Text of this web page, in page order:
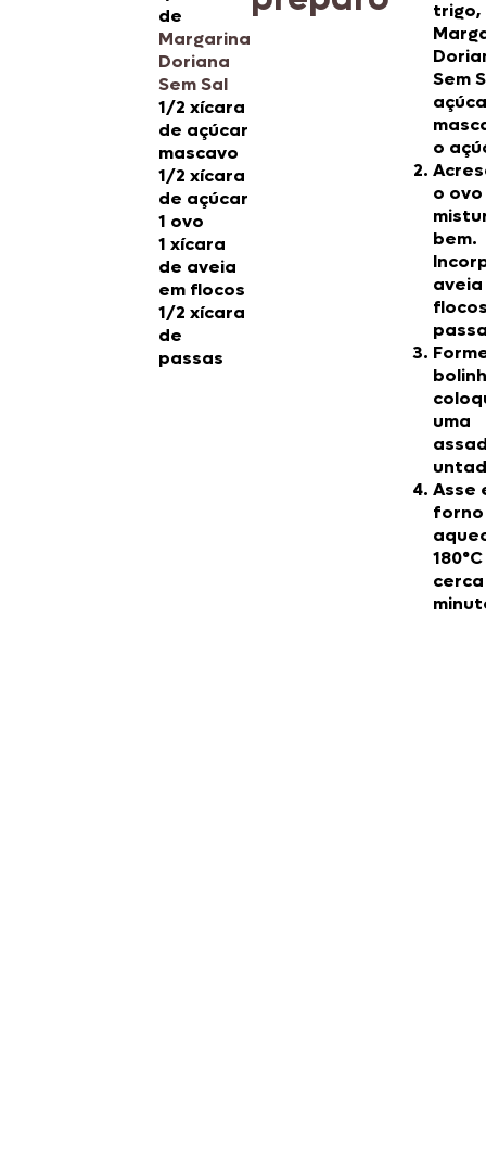
de
Margarina
Doriana
Sem Sal
1/2 xícara
de açúcar
mascavo
1/2 xícara
de açúcar
1 ovo
1 xícara
de aveia
em flocos
1/2 xícara
de
passas
trigo,
Sem
o
o
bem.
aveia
uma
Asse
cerca